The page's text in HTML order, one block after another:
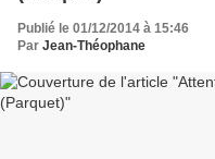
Publié le 01/12/2014 à 15:46
Par Jean-Théophane